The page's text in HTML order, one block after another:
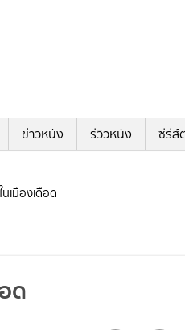
ข่าวหนัง รีวิวหนัง ซีรีส์
เมืองเดือด
ด